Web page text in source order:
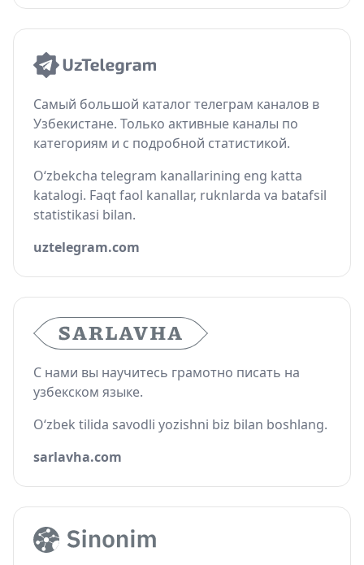
Самый большой каталог телеграм каналов в
Узбекистане. Только активные каналы по
категориям и с подробной статистикой.
O‘zbekcha telegram kanallarining eng katta
katalogi. Faqt faol kanallar, ruknlarda va batafsil
statistikasi bilan.
uztelegram.com
С нами вы научитесь грамотно писать на
узбекском языке.
O‘zbek tilida savodli yozishni biz bilan boshlang.
sarlavha.com